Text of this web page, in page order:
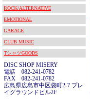
ROCK/ALTERNATIVE
EMOTIONAL
GARAGE
CLUB MUSIC
TシャツGOODS
DISC SHOP MISERY
電話 082-241-0782
FAX 082-241-0782
広島県広島市中区袋町2-7 プレ
イグラウンドビル2F